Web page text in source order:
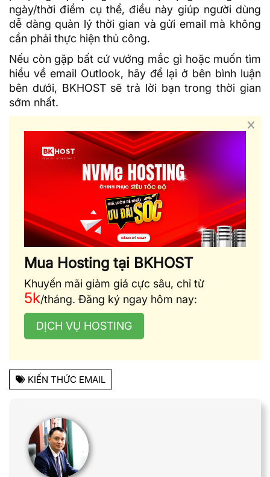
ngày/thời điểm cụ thể, điều này giúp người dùng
dễ dàng quản lý thời gian và gửi email mà không
cần phải thực hiện thủ công.
Nếu còn gặp bất cứ vướng mắc gì hoặc muốn tìm
hiểu về email Outlook, hãy để lại ở bên bình luận
bên dưới, BKHOSTsẽ trả lời bạn trong thời gian
sớm nhất.
Mua Hosting tại BKHOST
Khuyến mãi giảm giá cực sâu, chỉ từ
5k/tháng. Đăng ký ngay hôm nay:
DỊCH VỤ HOSTING
KIẾN THỨC EMAIL